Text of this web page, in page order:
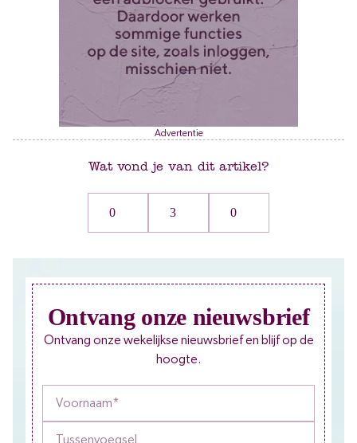
Advertentie
Wat vond je van dit artikel?
0 3 0
Ontvang onze nieuwsbrief
Ontvang onze wekelijkse nieuwsbrief en blijf op de
hoogte.